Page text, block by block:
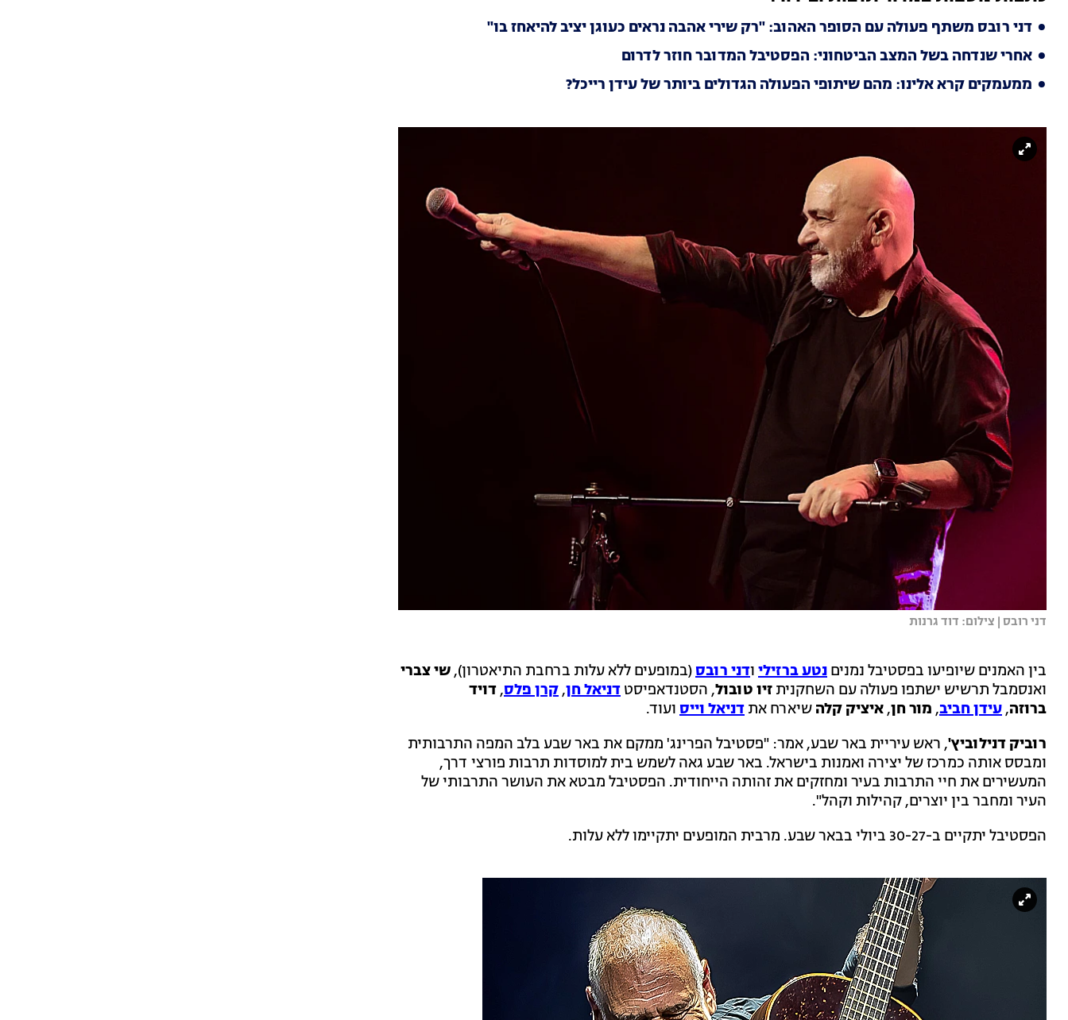
דני רובס משתף פעולה עם הסופר האהוב: "רק שירי אהבה נראים כעוגן יציב להיאחז בו"
אחרי שנדחה בשל המצב הביטחוני: הפסטיבל המדובר חוזר לדרום
ממעמקים קרא אלינו: מהם שיתופי הפעולה הגדולים ביותר של עידן רייכל?
‏‏דני רובס | צילום: דוד גרנות
בין האמנים שיופיעו בפסטיבל נמנים נטע ברזילי ודני רובס(במופעים ללא עלות ברחבת התיאטרון),שי צברי
ואנסמבל תרשיש ישתפו פעולה עם השחקנית זיו טובול, הסטנדאפיסט דניאל חן,קרן פלס,דויד
ברוזה,עידן חביב, מור חן,איציק קלה שיארח את דניאל וייס ועוד.
רוביק דנילוביץ', ראש עיריית באר שבע, אמר: "פסטיבל הפרינג' ממקם את באר שבע בלב המפה התרבותית
ומבסס אותה כמרכז של יצירה ואמנות בישראל. באר שבע גאה לשמש בית למוסדות תרבות פורצי דרך,
המעשירים את חיי התרבות בעיר ומחזקים את זהותה הייחודית. הפסטיבל מבטא את העושר התרבותי של
העיר ומחבר בין יוצרים, קהילות וקהל".
הפסטיבל יתקיים ב-30-27 ביולי בבאר שבע. מרבית המופעים יתקיימו ללא עלות.